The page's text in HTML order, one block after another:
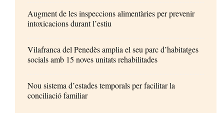
Augment de les inspeccions alimentàries per prevenir
intoxicacions durant l’estiu
Vilafranca del Penedès amplia el seu parc d’habitatges
socials amb 15 noves unitats rehabilitades
Nou sistema d’estades temporals per facilitar la
conciliació familiar